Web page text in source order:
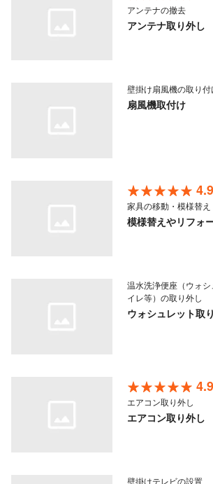
アンテナの撤去
アンテナ取り外し
壁掛け扇風機の取り付
扇風機取付け
家具の移動・模様替え
模様替えやリフォ
温水洗浄便座（ウォ
イレ等）の取り外し
ウォシュレット取
エアコン取り外し
エアコン取り外し
壁掛けテレビの設置